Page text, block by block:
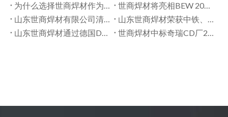
为什么选择世商焊材作为您在中国的焊接材料供应商？
世商焊材将亮相BEW 2026深圳 – 展位号81345 | MIG/TIG 焊丝和焊接解决方案
山东世商焊材有限公司清洁生产审核结果公示
山东世商焊材荣获中铁、中石化双重认可
山东世商焊材通过德国DB现场测试
世商焊材中标奇瑞CD厂2026年焊丝项目